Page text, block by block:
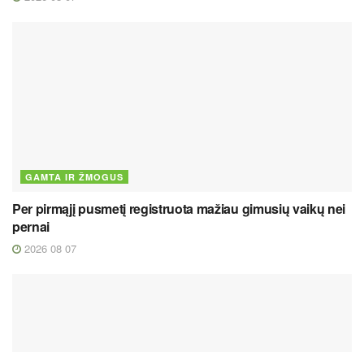
GAMTA IR ŽMOGUS
Per pirmąjį pusmetį registruota mažiau gimusių vaikų nei
pernai
2026 08 07